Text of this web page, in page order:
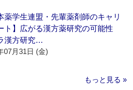
薬学生連盟・先輩薬剤師のキャリ
ト】広がる漢方薬研究の可能性
漢方研究…
07月31日 (金)
もっと見る »